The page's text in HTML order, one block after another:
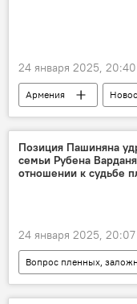
24 января 2025, 20:40
Армения
Политика
Позиция Пашиняна
семьи Рубена
отношении к судьбе
24 января 2025, 20:07
Армения